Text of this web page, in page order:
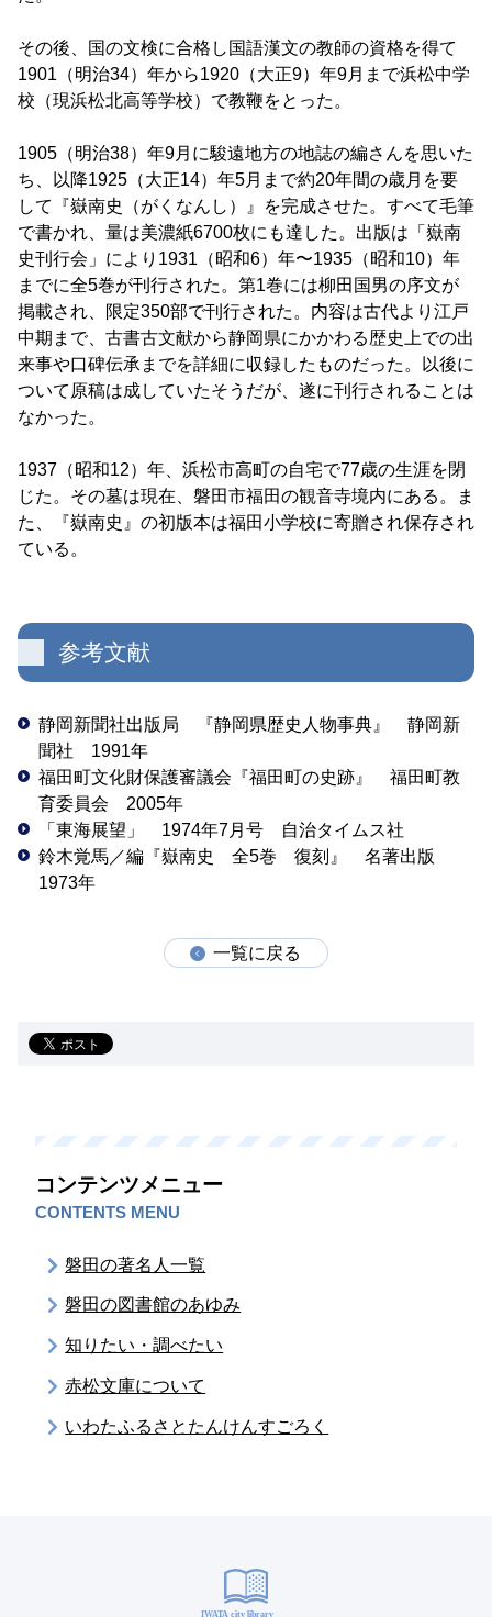
その後、国の文検に合格し国語漢文の教師の資格を得て
1901（明治34）年から1920（大正9）年9月まで浜松中学
校（現浜松北高等学校）で教鞭をとった。
1905（明治38）年9月に駿遠地方の地誌の編さんを思いた
ち、以降1925（大正14）年5月まで約20年間の歳月を要
して『嶽南史（がくなんし）』を完成させた。すべて毛筆
で書かれ、量は美濃紙6700枚にも達した。出版は「嶽南
史刊行会」により1931（昭和6）年〜1935（昭和10）年
までに全5巻が刊行された。第1巻には柳田国男の序文が
掲載され、限定350部で刊行された。内容は古代より江戸
中期まで、古書古文献から静岡県にかかわる歴史上での出
来事や口碑伝承までを詳細に収録したものだった。以後に
ついて原稿は成していたそうだが、遂に刊行されることは
なかった。
1937（昭和12）年、浜松市高町の自宅で77歳の生涯を閉
じた。その墓は現在、磐田市福田の観音寺境内にある。ま
た、『嶽南史』の初版本は福田小学校に寄贈され保存され
ている。
参考文献
静岡新聞社出版局 『静岡県歴史人物事典』 静岡新
聞社 1991年
福田町文化財保護審議会『福田町の史跡』 福田町教
育委員会 2005年
「東海展望」 1974年7月号 自治タイムス社
鈴木覚馬／編『嶽南史 全5巻 復刻』 名著出版
1973年
一覧に戻る
コンテンツメニュー
CONTENTS MENU
磐田の著名人一覧
磐田の図書館のあゆみ
知りたい・調べたい
赤松文庫について
いわたふるさとたんけんすごろく